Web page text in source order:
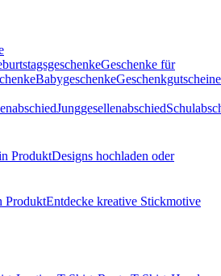
Geschenke für
BabygeschenkeGeschenkgutscheine
Junggesellenabschied
ProduktDesigns hochladen oder
ProduktEntdecke kreative Stickmotive